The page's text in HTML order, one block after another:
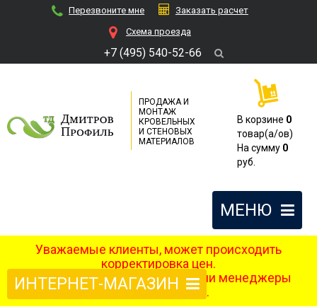
Перезвоните мне
Заказать расчет
Cхема проезда
+7 (495) 540-52-66
ПРОДАЖА И
МОНТАЖ
КРОВЕЛЬНЫХ
И СТЕНОВЫХ
МАТЕРИАЛОВ
В корзине 0
товар(a/ов)
На сумму 0
руб.
МЕНЮ
Уважаемые клиенты, может происходить
корректировка цен.
После оформления заказа наши менеджеры
свяжутся с вами.
ИНТЕРНЕТ-МАГАЗИН